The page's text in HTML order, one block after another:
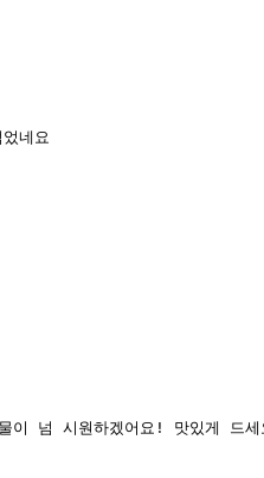
네요
이 넘 시원하겠어요! 맛있게 드세